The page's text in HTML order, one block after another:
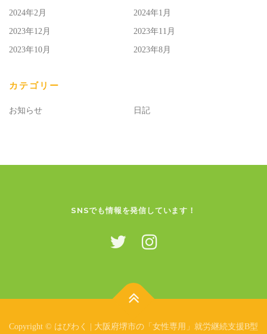
2024年2月 2024年1月
2023年12月 2023年11月
2023年10月 2023年8月
カテゴリー
お知らせ 日記
SNSでも情報を発信しています！
Copyright © はぴわく | 大阪府堺市の「女性専用」就労継続支援B型